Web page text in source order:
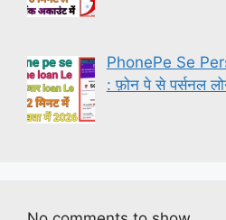
PhonePe Se
: फ़ोन पे से पर्सनल